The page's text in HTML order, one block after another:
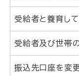
受給者と養育し
受給者及び世帯
振込先口座を変